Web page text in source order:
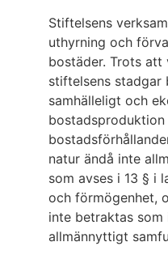
Stiftelsens
uthyrning och
bostäder. Trots att
stiftelsens stadgar
samhälleligt och
natur ändå inte
som avses i 13 § i
och förmögenhet,
inte betraktas som
allmännyttigt